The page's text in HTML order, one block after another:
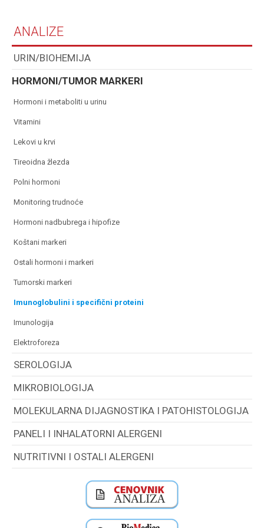
ANALIZE
URIN/BIOHEMIJA
HORMONI/TUMOR MARKERI
hormoni i metaboliti u urinu
vitamini
lekovi u krvi
tireoidna žlezda
polni hormoni
monitoring trudnoće
hormoni nadbubrega i hipofize
koštani markeri
ostali hormoni i markeri
tumorski markeri
imunoglobulini i specifični proteini
imunologija
elektroforeza
SEROLOGIJA
MIKROBIOLOGIJA
MOLEKULARNA DIJAGNOSTIKA I PATOHISTOLOGIJA
PANELI I INHALATORNI ALERGENI
NUTRITIVNI I OSTALI ALERGENI